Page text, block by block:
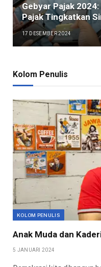
Gebyar Pajak
Pajak Tingkatkan
17 DESEMBER 2024
Kolom Penulis
KOLOM PENULIS
Anak Muda dan
5 JANUARI 2024